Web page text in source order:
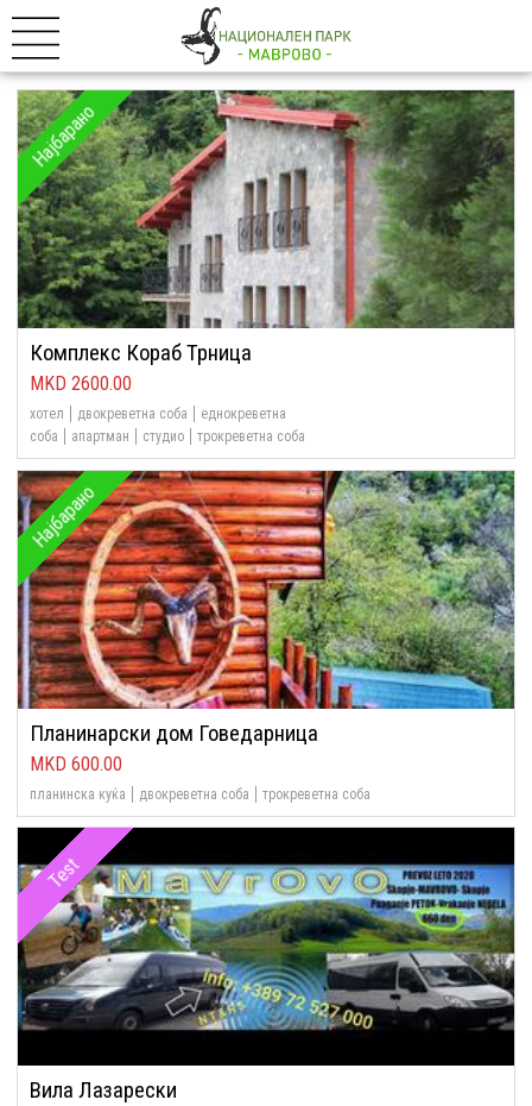
Најбарано
Комплекс Кораб Трница
2600.00
хотел двокреветна соба
еднокреветна
соба
апартман студио трокреветна соба
Најбарано
Планинарски дом Говедарница
600.00
планинска куќа двокреветна соба трокреветна соба
Test
Вила Лазарески